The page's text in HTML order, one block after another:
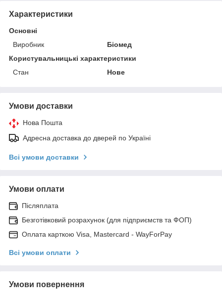
Характеристики
Основні
Виробник
Біомед
Користувальницькі характеристики
Стан
Нове
Умови доставки
Нова Пошта
Адресна доставка до дверей по Україні
Всі умови доставки
Умови оплати
Післяплата
Безготівковий розрахунок (для підприємств та ФОП)
Оплата карткою Visa, Mastercard - WayForPay
Всі умови оплати
Умови повернення